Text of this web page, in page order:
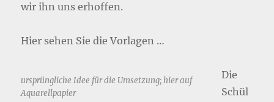
wir ihn uns erhoffen.
Hier sehen Sie die Vorlagen …
ursprüngliche Idee für die Umsetzung; hier auf
Aquarellpapier
Die
Schül